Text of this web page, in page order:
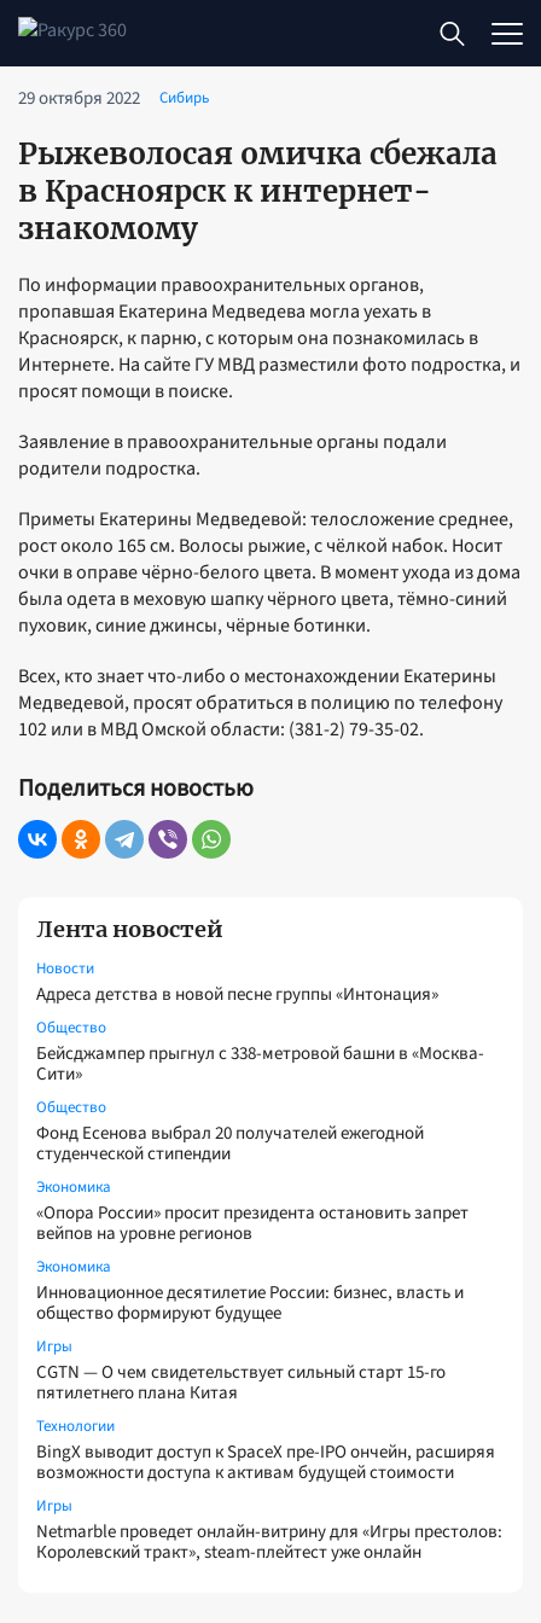
Лента новостей
Новости
Адреса детства в новой песне группы «Интонация»
Общество
Бейсджампер прыгнул с 338-метровой башни в «Москва-
Сити»
Общество
Фонд Есенова выбрал 20 получателей ежегодной
студенческой стипендии
Экономика
«Опора России» просит президента остановить запрет
вейпов на уровне регионов
Экономика
Инновационное десятилетие России: бизнес, власть и
общество формируют будущее
Игры
CGTN — О чем свидетельствует сильный старт 15-го
пятилетнего плана Китая
Технологии
BingX выводит доступ к SpaceX пре-IPO ончейн, расширяя
возможности доступа к активам будущей стоимости
Игры
Netmarble проведет онлайн-витрину для «Игры престолов:
Королевский тракт», steam-плейтест уже онлайн
29 октября 2022 Сибирь
Рыжеволосая омичка сбежала
в Красноярск к интернет-
знакомому
По информации правоохранительных органов,
пропавшая Екатерина Медведева могла уехать в
Красноярск, к парню, с которым она познакомилась в
Интернете. На сайте ГУ МВД разместили фото подростка, и
просят помощи в поиске.
Заявление в правоохранительные органы подали
родители подростка.
Приметы Екатерины Медведевой: телосложение среднее,
рост около 165 см. Волосы рыжие, с чёлкой набок. Носит
очки в оправе чёрно-белого цвета. В момент ухода из дома
была одета в меховую шапку чёрного цвета, тёмно-синий
пуховик, синие джинсы, чёрные ботинки.
Всех, кто знает что-либо о местонахождении Екатерины
Медведевой, просят обратиться в полицию по телефону
102 или в МВД Омской области: (381-2) 79-35-02.
Поделиться новостью